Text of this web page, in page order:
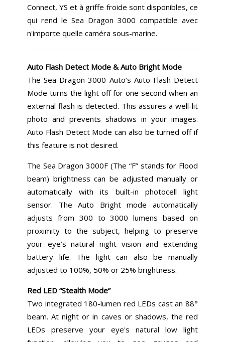
Connect, YS et à griffe froide sont disponibles, ce
qui rend le Sea Dragon 3000 compatible avec
n'importe quelle caméra sous-marine.
Auto Flash Detect Mode & Auto Bright Mode
The Sea Dragon 3000 Auto’s Auto Flash Detect
Mode turns the light off for one second when an
external flash is detected. This assures a well-lit
photo and prevents shadows in your images.
Auto Flash Detect Mode can also be turned off if
this feature is not desired.
The Sea Dragon 3000F (The “F” stands for Flood
beam) brightness can be adjusted manually or
automatically with its built-in photocell light
sensor. The Auto Bright mode automatically
adjusts from 300 to 3000 lumens based on
proximity to the subject, helping to preserve
your eye’s natural night vision and extending
battery life. The light can also be manually
adjusted to 100%, 50% or 25% brightness.
Red LED “Stealth Mode”
Two integrated 180-lumen red LEDs cast an 88°
beam. At night or in caves or shadows, the red
LEDs preserve your eye's natural low light